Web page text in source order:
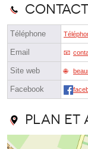
Contact
Téléphone
Email
Site web
Facebook
Plan et